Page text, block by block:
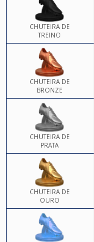
CHUTEIRA DE
TREINO
CHUTEIRA DE
BRONZE
CHUTEIRA DE
PRATA
CHUTEIRA DE
OURO